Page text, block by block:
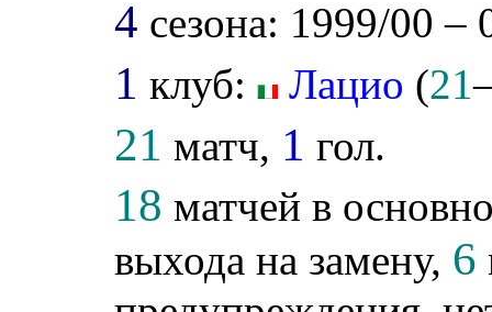
4 сезона: 1999/00 –
1 клуб: Лацио (21
21 матч, 1 гол.
18 матчей в
выхода на замену, 6